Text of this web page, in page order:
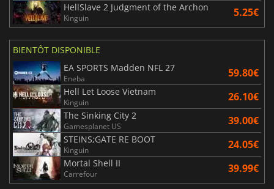
HellSlave 2 Judgment of the Archon
Kinguin 5.25€
BIENTÔT DISPONIBLE
EA SPORTS Madden NFL 27
Eneba 59.80€
Hell Let Loose Vietnam
Kinguin 26.10€
The Sinking City 2
Gamesplanet US 39.00€
STEINS;GATE RE BOOT
Kinguin 24.05€
Mortal Shell II
Carrefour 39.99€